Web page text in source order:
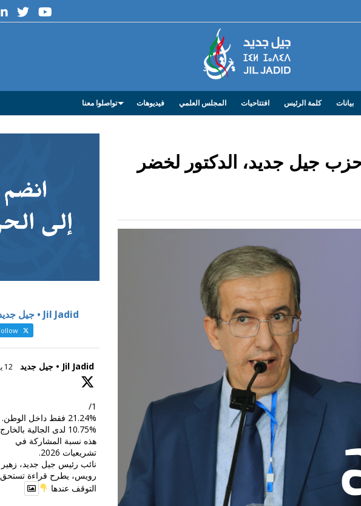
بيانات كلمة الرئيس افتتاحيات المجلس العلمي فيديوهات تواصلوا معنا
جيل جديد، الدكتور لخضر
Jil Jadid • جيل جديد
Follow
Jil Jadid • جيل جديد 12 يوليو
1/
21.24% فقط داخل الوطن.
10.75% لدى الجالية بالخارج.
هذه نسبة المشاركة في
تشريعيات 2026.
نائب رئيس جيل جديد، زهير
رويس، يطرح قراءة تستحق
التوقف عندها